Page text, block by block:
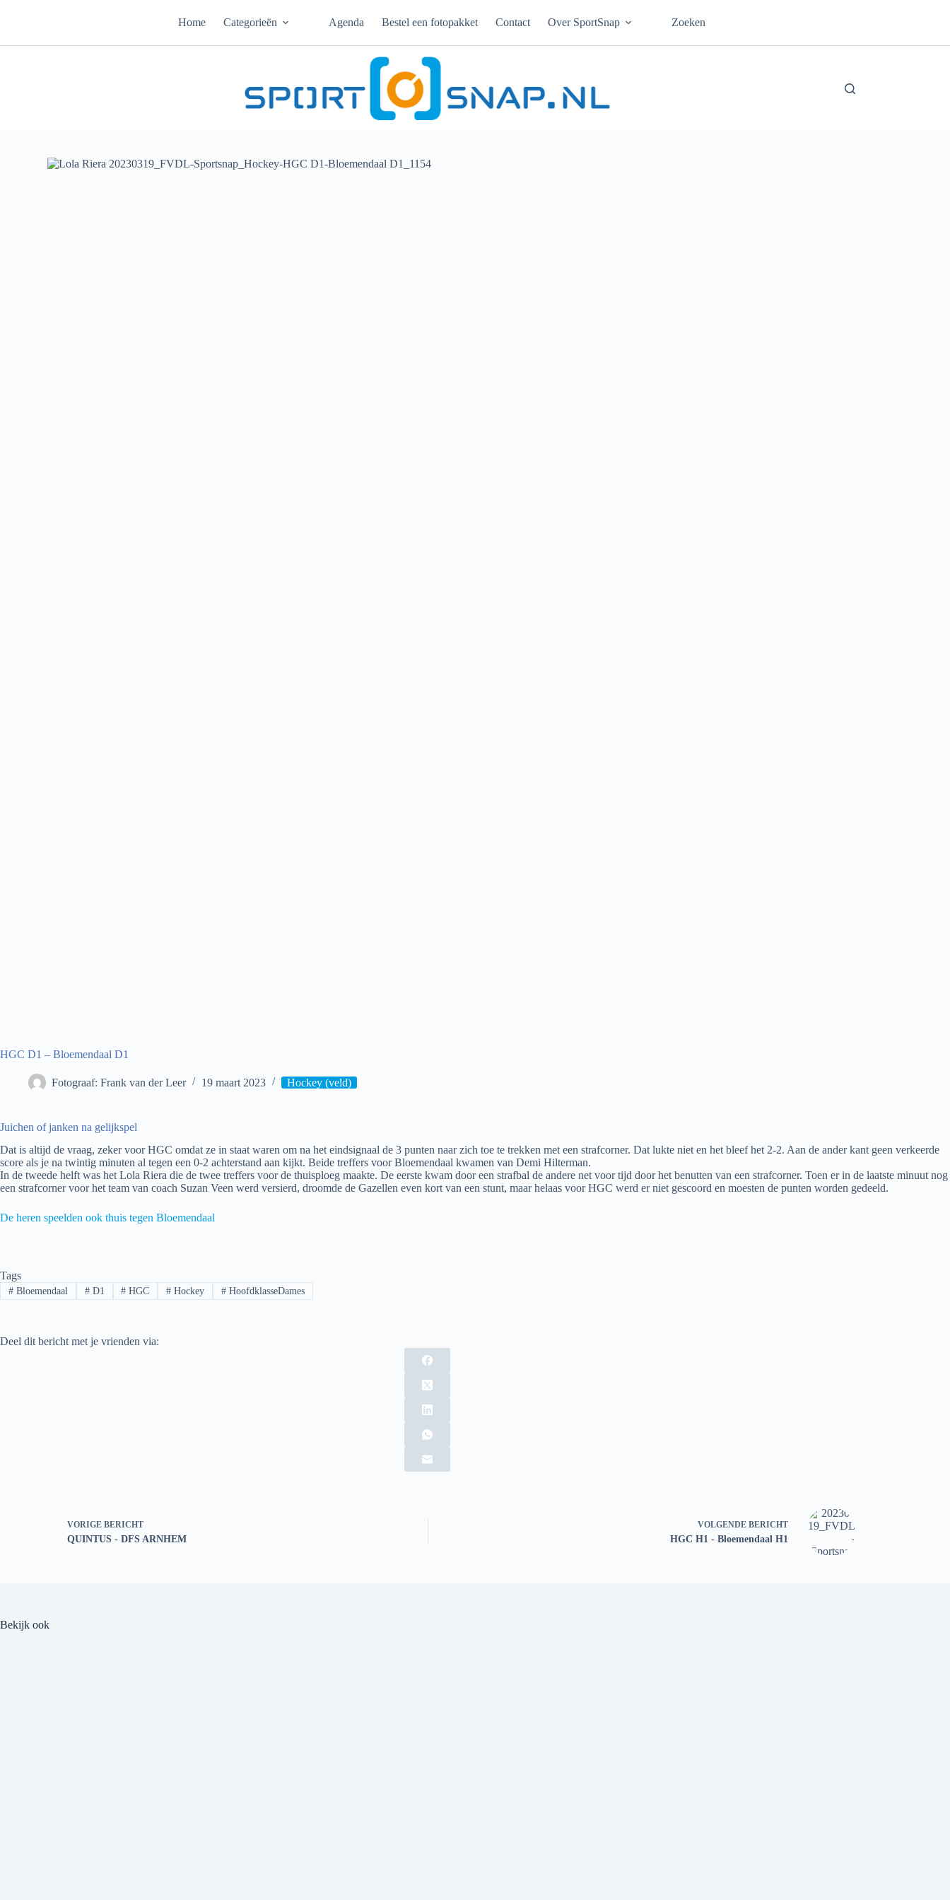
inhoud
Home Categorieën Agenda Bestel een fotopakket Contact Over SportSnap Zoeken
HGC D1 – Bloemendaal D1
Fotograaf: Frank van der Leer 19 maart 2023 Hockey (veld)
Juichen of janken na gelijkspel
Dat is altijd de vraag, zeker voor HGC omdat ze in staat waren om na het eindsignaal de 3 punten naar zich toe te trekken met een strafcorner. Dat lukte niet en het bleef het 2-2. Aan de ander kant geen verkeerde
score als je na twintig minuten al tegen een 0-2 achterstand aan kijkt. Beide treffers voor Bloemendaal kwamen van Demi Hilterman.
In de tweede helft was het Lola Riera die de twee treffers voor de thuisploeg maakte. De eerste kwam door een strafbal de andere net voor tijd door het benutten van een strafcorner. Toen er in de laatste minuut nog
een strafcorner voor het team van coach Suzan Veen werd versierd, droomde de Gazellen even kort van een stunt, maar helaas voor HGC werd er niet gescoord en moesten de punten worden gedeeld.
De heren speelden ook thuis tegen Bloemendaal
Tags
#Bloemendaal #D1 # HGC # Hockey # HoofdklasseDames
Deel dit bericht met je vrienden via:
VORIGE BERICHT
QUINTUS - DFS ARNHEM
VOLGENDE BERICHT
HGC H1 - Bloemendaal H1
Bekijk ook